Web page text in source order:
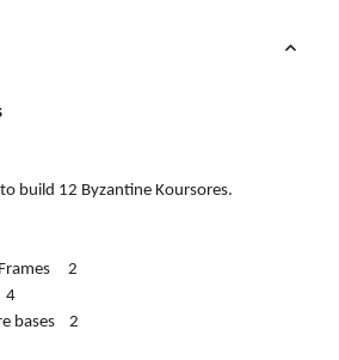
build 12 Byzantine Koursores.
Frames 2
4
bases 2